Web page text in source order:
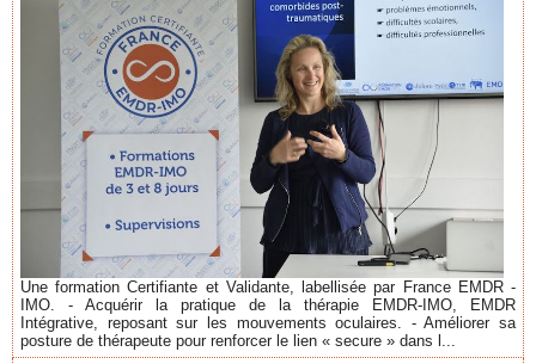
Une formation Certifiante et Validante, labellisée par France EMDR -
IMO. - Acquérir la pratique de la thérapie EMDR-IMO, EMDR
Intégrative, reposant sur les mouvements oculaires. - Améliorer sa
posture de thérapeute pour renforcer le lien « secure » dans l...